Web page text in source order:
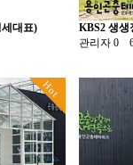
대표)
KBS2 생생
관리자 0
Hot